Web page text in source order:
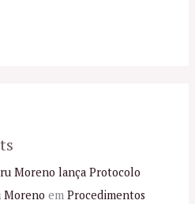
Moreno lança Protocolo
Moreno em Procedimentos